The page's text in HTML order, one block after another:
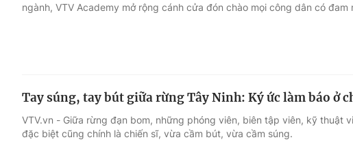
ngành, VTV Academy mở rộng cánh cửa đón chào mọi công dân có
Tay súng, tay bút giữa rừng Tây Ninh: Ký ức làm báo ở
VTV.vn - Giữa rừng đạn bom, những phóng viên, biên tập viên, kỹ thuật
đặc biệt cũng chính là chiến sĩ, vừa cầm bút, vừa cầm súng.